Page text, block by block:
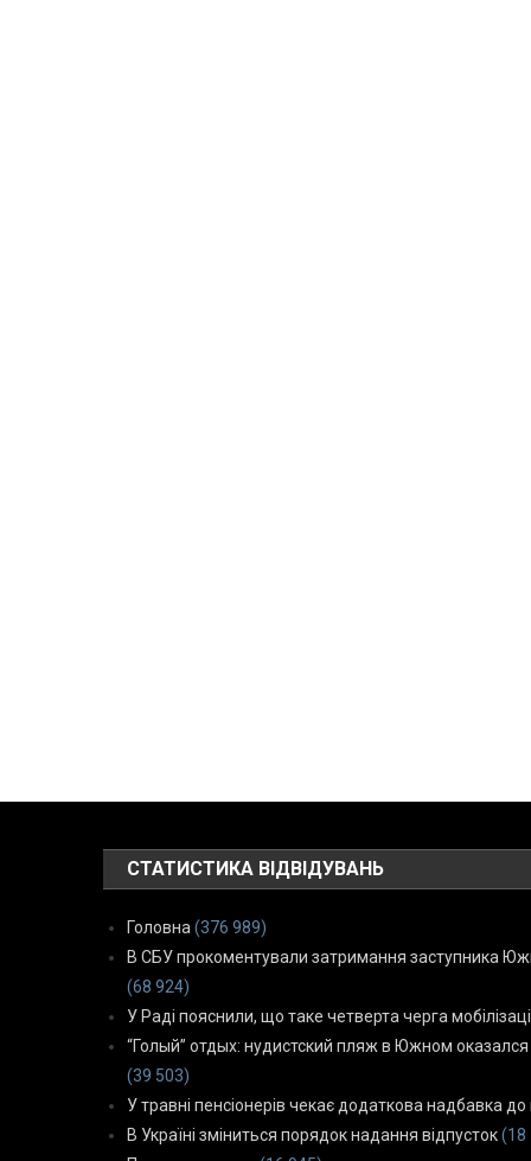
СТАТИСТИКА ВІДВІДУВАНЬ
Головна (376 989)
В СБУ прокоментували затримання заступника
(68 924)
У Раді пояснили, що таке четверта черга
“Голый” отдых: нудистский пляж в Южном
(39 503)
У травні пенсіонерів чекає додаткова надбавка до
В Україні зміниться порядок надання відпусток (18